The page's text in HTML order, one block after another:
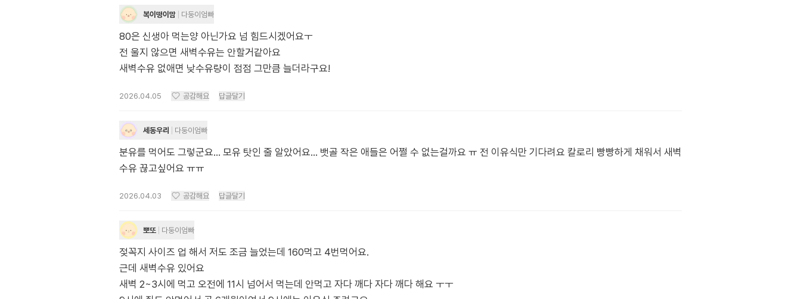
복이떵이맘 다둥이엄빠
80은 신생아 먹는양 아닌가요 넘 힘드시겠어요ㅜ
전 울지 않으면 새벽수유는 안할거같아요
새벽수유 없애면 낮수유량이 점점 그만큼 늘더라구요!
2026.04.05 공감해요 답글달기
세동우리 다둥이엄빠
분유를 먹어도 그렇군요… 모유 탓인 줄 알았어요… 뱃골 작은 애들은 어쩔 수 없는걸까요 ㅠ 전 이유식만 기다려요 칼로리 빵빵하게 채워서 새벽
수유 끊고싶어요 ㅠㅠ
2026.04.03 공감해요 답글달기
뽀또 다둥이엄빠
젖꼭지 사이즈 업 해서 저도 조금 늘었는데 160먹고 4번먹어요.
근데 새벽수유 있어요
새벽 2~3시에 먹고 오전에 11시 넘어서 먹는데 안먹고 자다 깨다 자다 깨다 해요 ㅜㅜ